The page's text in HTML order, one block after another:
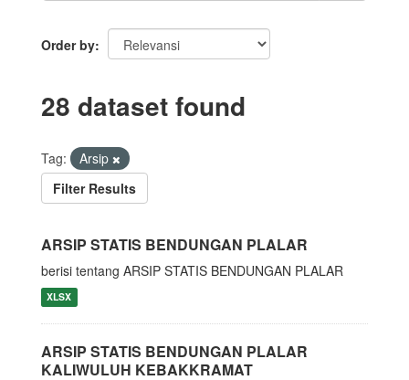
Order by
28 dataset found
Tag:
Arsip
Filter Results
ARSIP STATIS BENDUNGAN PLALAR
berisi tentang ARSIP STATIS BENDUNGAN PLALAR
XLSX
ARSIP STATIS BENDUNGAN PLALAR
KALIWULUH KEBAKKRAMAT